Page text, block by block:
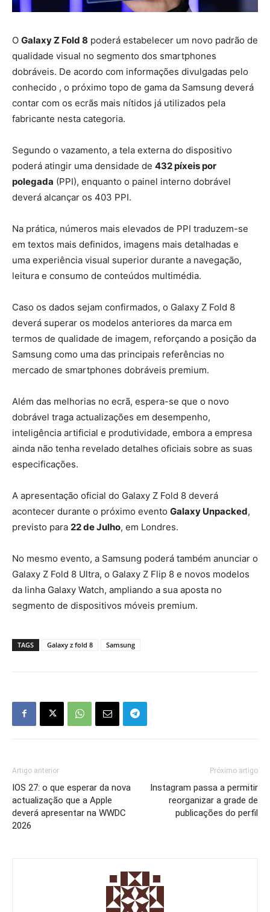
O Galaxy Z Fold 8 poderá estabelecer um novo padrão de
qualidade visual no segmento dos smartphones
dobráveis. De acordo com informações divulgadas pelo
conhecido , o próximo topo de gama da Samsung deverá
contar com os ecrãs mais nítidos já utilizados pela
fabricante nesta categoria.
Segundo o vazamento, a tela externa do dispositivo
poderá atingir uma densidade de 432 píxeis por
polegada (PPI), enquanto o painel interno dobrável
deverá alcançar os 403 PPI.
Na prática, números mais elevados de PPI traduzem-se
em textos mais definidos, imagens mais detalhadas e
uma experiência visual superior durante a navegação,
leitura e consumo de conteúdos multimédia.
Caso os dados sejam confirmados, o Galaxy Z Fold 8
deverá superar os modelos anteriores da marca em
termos de qualidade de imagem, reforçando a posição da
Samsung como uma das principais referências no
mercado de smartphones dobráveis premium.
Além das melhorias no ecrã, espera-se que o novo
dobrável traga actualizações em desempenho,
inteligência artificial e produtividade, embora a empresa
ainda não tenha revelado detalhes oficiais sobre as suas
especificações.
A apresentação oficial do Galaxy Z Fold 8 deverá
acontecer durante o próximo evento Galaxy Unpacked,
previsto para 22 de Julho, em Londres.
No mesmo evento, a Samsung poderá também anunciar o
Galaxy Z Fold 8 Ultra, o Galaxy Z Flip 8 e novos modelos
da linha Galaxy Watch, ampliando a sua aposta no
segmento de dispositivos móveis premium.
TAGS Galaxy z fold 8 Samsung
Artigo anterior
IOS 27: o que esperar da nova
actualização que a Apple
deverá apresentar na WWDC
2026
Próximo artigo
Instagram passa a permitir
reorganizar a grade de
publicações do perfil